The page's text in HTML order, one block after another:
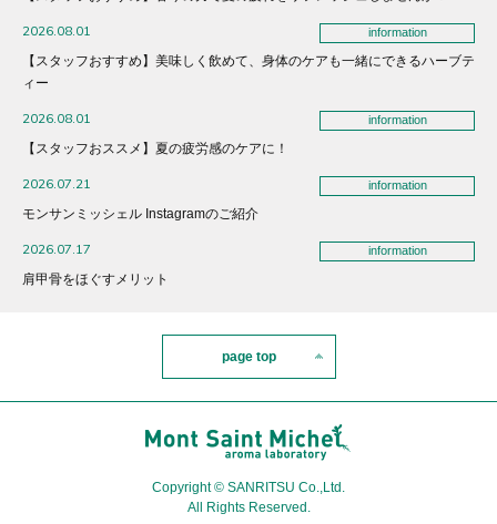
2026.08.01 information
【スタッフおすすめ】美味しく飲めて、身体のケアも一緒にできるハーブテ
ィー
2026.08.01 information
【スタッフおススメ】夏の疲労感のケアに！
2026.07.21 information
モンサンミッシェル Instagramのご紹介
2026.07.17 information
肩甲骨をほぐすメリット
page top
Copyright © SANRITSU Co.,Ltd.
All Rights Reserved.